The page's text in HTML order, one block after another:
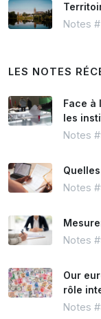
Notes
LES NOTES
Face à
les
Notes
Notes
Notes
Our
rôle
Notes